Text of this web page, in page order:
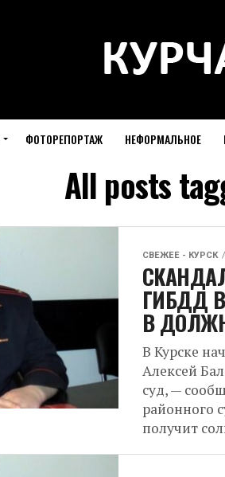
ФОТОРЕПОРТАЖ НЕФОРМАЛЬНОЕ
All posts
СВЕЖЕЕ - КУРСК
ГИБДД
В
В Курске
Алексей
суд, —
районного
получит